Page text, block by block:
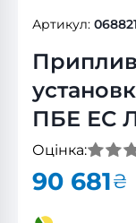
Артикул:
ПБЕ ЕС
Оцінка:
90 681₴